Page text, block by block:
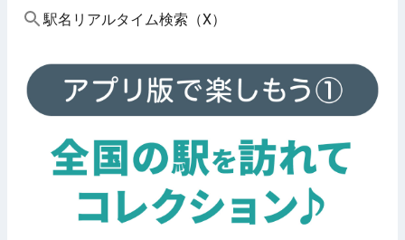
駅名リアルタイム検索（X）